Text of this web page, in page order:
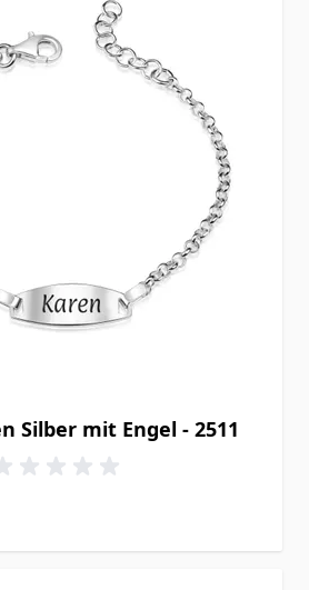
Silber mit Engel - 2511